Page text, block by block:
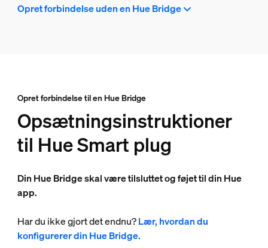
Opret forbindelse uden en Hue Bridge
Opret forbindelse til en Hue Bridge
Opsætningsinstruktioner
til Hue Smart plug
Din Hue Bridge skal være tilsluttet og føjet til din Hue
app.
Har du ikke gjort det endnu?Lær, hvordan du
konfigurerer din Hue Bridge.